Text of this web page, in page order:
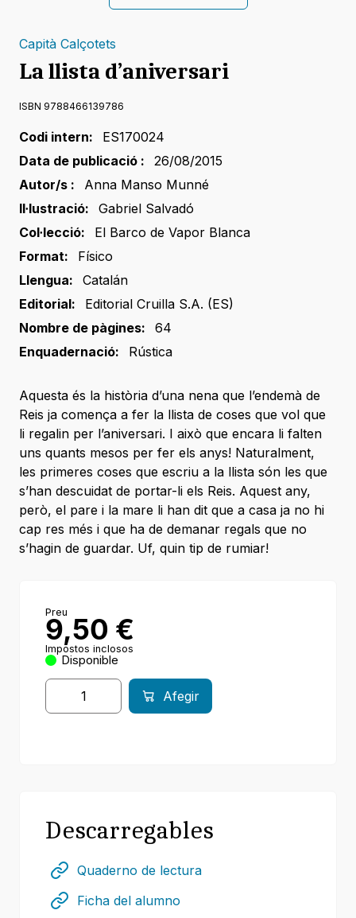
Capità Calçotets
La llista d’aniversari
ISBN 9788466139786
Codi intern:
ES170024
Data de publicació :
26/08/2015
Autor/s :
Anna Manso Munné
Il·lustració:
Gabriel Salvadó
Col·lecció:
El Barco de Vapor Blanca
Format:
Físico
Llengua:
Catalán
Editorial:
Editorial Cruilla S.A. (ES)
Nombre de pàgines:
64
Enquadernació:
Rústica
Aquesta és la història d’una nena que l’endemà de
Reis ja comença a fer la llista de coses que vol que
li regalin per l’aniversari. I això que encara li falten
uns quants mesos per fer els anys! Naturalment,
les primeres coses que escriu a la llista són les que
s’han descuidat de portar-li els Reis. Aquest any,
però, el pare i la mare li han dit que a casa ja no hi
cap res més i que ha de demanar regals que no
s’hagin de guardar. Uf, quin tip de rumiar!
Preu
9,50 €
Impostos inclosos
Disponible
Afegir
Descarregables
Quaderno de lectura
Ficha del alumno